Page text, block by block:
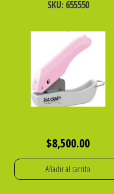
SKU: 655550
$8,500.00
Añadir al carrito